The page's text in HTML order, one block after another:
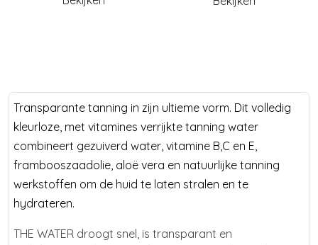
Transparante tanning in zijn ultieme vorm. Dit volledig
kleurloze, met vitamines verrijkte tanning water
combineert gezuiverd water, vitamine B,C en E,
frambooszaadolie, aloë vera en natuurlijke tanning
werkstoffen om de huid te laten stralen en te
hydrateren.
THE WATER droogt snel, is transparant en